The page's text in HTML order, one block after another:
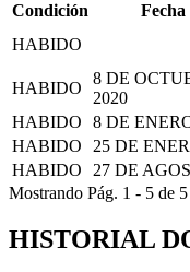
Condición Fecha
HABIDO
HABIDO
8 DE
2020
HABIDO
8 DE
HABIDO
25 DE
HABIDO
27 DE
Mostrando Pág. 1 - 5 de 5
HISTORIAL